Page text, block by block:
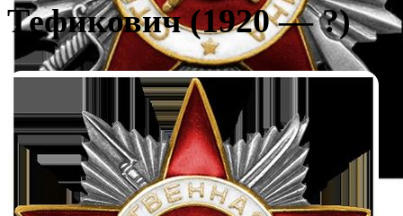
Тефикович (1920 — ?)